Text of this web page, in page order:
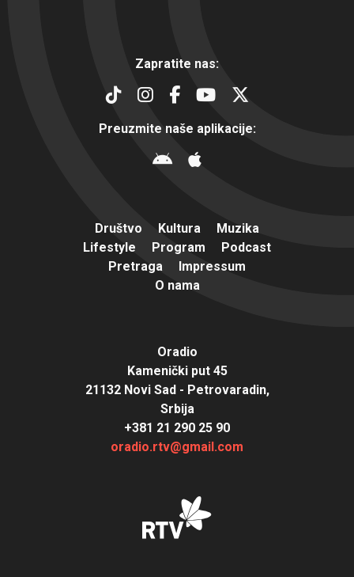
Zapratite nas:
Preuzmite naše aplikacije:
Društvo Kultura
Muzika
Lifestyle
Program
Podcast
Pretraga
Impressum
O nama
Oradio
Kamenički put 45
21132 Novi Sad - Petrovaradin,
Srbija
+381 21 290 25 90
oradio.rtv@gmail.com